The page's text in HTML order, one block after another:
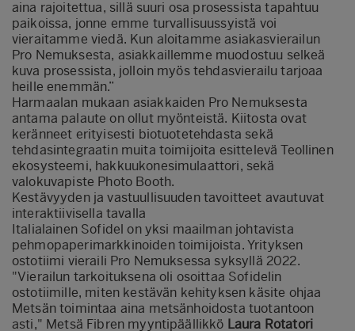
aina rajoitettua, sillä suuri osa prosessista tapahtuu
paikoissa, jonne emme turvallisuussyistä voi
vieraitamme viedä. Kun aloitamme asiakasvierailun
Pro Nemuksesta, asiakkaillemme muodostuu selkeä
kuva prosessista, jolloin myös tehdasvierailu tarjoaa
heille enemmän.”
Harmaalan mukaan asiakkaiden Pro Nemuksesta
antama palaute on ollut myönteistä. Kiitosta ovat
keränneet erityisesti biotuotetehdasta sekä
tehdasintegraatin muita toimijoita esittelevä Teollinen
ekosysteemi, hakkuukonesimulaattori, sekä
valokuvapiste Photo Booth.
Kestävyyden ja vastuullisuuden tavoitteet avautuvat
interaktiivisella tavalla
Italialainen Sofidel on yksi maailman johtavista
pehmopaperimarkkinoiden toimijoista. Yrityksen
ostotiimi vieraili Pro Nemuksessa syksyllä 2022.
"Vierailun tarkoituksena oli osoittaa Sofidelin
ostotiimille, miten kestävän kehityksen käsite ohjaa
Metsän toimintaa aina metsänhoidosta tuotantoon
asti," Metsä Fibren myyntipäällikkö Laura Rotatori